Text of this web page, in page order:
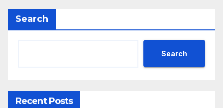
Search
Search
Recent Posts